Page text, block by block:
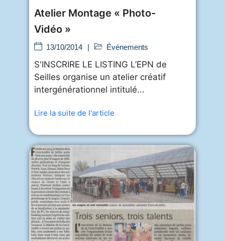
Atelier Montage « Photo-
Vidéo »
13/10/2014 | Événements
S'INSCRIRE LE LISTING L’EPN de
Seilles organise un atelier créatif
intergénérationnel intitulé...
Lire la suite de l'article